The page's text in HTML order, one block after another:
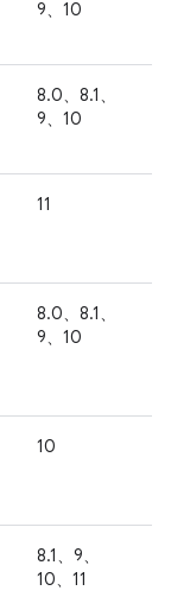
9、10
8.0、8.1、
9、10
11
8.0、8.1、
9、10
10
8.1、9、
10、11